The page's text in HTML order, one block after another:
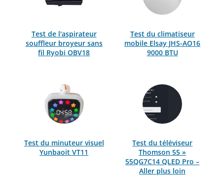
Test de l'aspirateur
souffleur broyeur sans
fil Ryobi OBV18
Test du climatiseur
mobile Elsay JHS-AO16
9000 BTU
Test du minuteur visuel
Yunbaoit VT11
Test du téléviseur
Thomson 55 »
55QG7C14 QLED Pro –
Aller plus loin